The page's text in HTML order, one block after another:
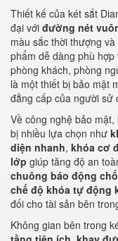
Thiết kế của két sắt
đại với đường nét
màu sắc thời thượng
phẩm dễ dàng phù
phòng khách, phòng
là một thiết bị bảo mật
đẳng cấp của người sử
Về công nghệ bảo
bị nhiều lựa chọn như
diện nhanh, khóa cơ
lớp giúp tăng độ an
chuông báo động
chế độ khóa tự động
đối cho tài sản bên
Không gian bên trong